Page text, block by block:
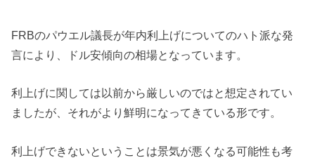
FRBのパウエル議長が年内利上げについてのハト派な発
言により、ドル安傾向の相場となっています。
利上げに関しては以前から厳しいのではと想定されてい
ましたが、それがより鮮明になってきている形です。
利上げできないということは景気が悪くなる可能性も考